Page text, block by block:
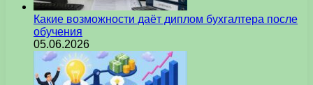
Какие возможности даёт диплом бухгалтера после
обучения
05.06.2026